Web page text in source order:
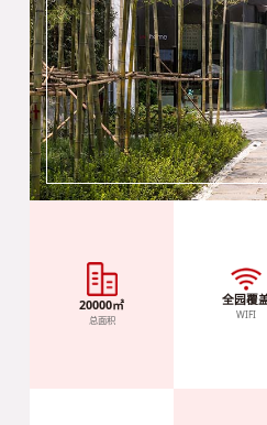
20000㎡
总面积
全园覆
WIFI